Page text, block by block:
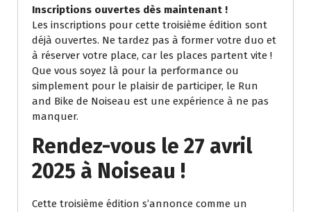
Inscriptions ouvertes dès maintenant !
Les inscriptions pour cette troisième édition sont
déjà ouvertes. Ne tardez pas à former votre duo et
à réserver votre place, car les places partent vite !
Que vous soyez là pour la performance ou
simplement pour le plaisir de participer, le Run
and Bike de Noiseau est une expérience à ne pas
manquer.
Rendez-vous le 27 avril
2025 à Noiseau !
Cette troisième édition s’annonce comme un